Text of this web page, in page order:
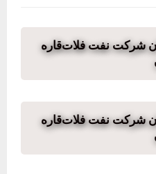
شرکت نفت فلات‌قاره
شرکت نفت فلات‌قاره